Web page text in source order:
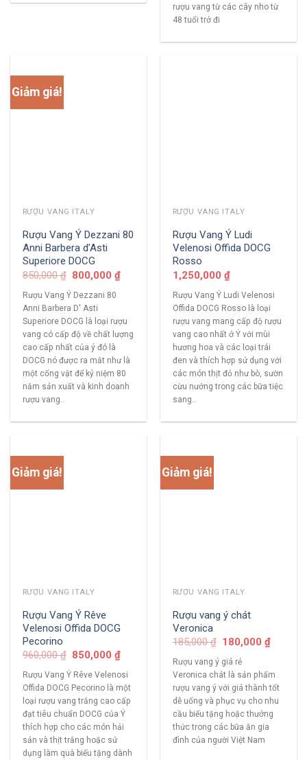
rượu vang từ các cây nho từ
48 tuổi trở đi
Giảm giá!
RƯỢU VANG ITALY
Rượu Vang Ý Dezzani 80
Anni Barbera d’Asti
Superiore DOCG
850,000₫ 800,000₫
Rượu Vang Ý Dezzani 80
Anni Barbera D' Asti
Superiore DOCG là loại rượu
vang có cấp độ về chất lượng
cao cấp nhất của ý đó là
DOCG nó được ra mắt như là
một cống vật để kỷ niệm 80
năm sản xuất và kinh doanh
rượu vang..
RƯỢU VANG ITALY
Rượu Vang Ý Ludi
Velenosi Offida DOCG
Rosso
1,250,000 ₫
Rượu Vang Ý Ludi Velenosi
Offida DOCG Rosso là loại
rượu vang mang cấp độ rượu
vang cao nhất ở Ý với mùi
hương hoa và các loại trái
đen và thích hợp sử dụng với
các món thịt đỏ như bò, sườn
cừu nướng trong các bữa tiệc
sang..
Giảm giá!
RƯỢU VANG ITALY
Rượu Vang Ý Rêve
Velenosi Offida DOCG
Pecorino
960,000₫ 850,000₫
Rượu Vang Ý Rêve Velenosi
Offida DOCG Pecorino là một
loại rượu vang trắng cao cấp
đạt tiêu chuẩn DOCG của Ý
thích hợp cho các món hải
sản và thịt trắng hoặc sử
dụng làm quà biếu tặng dành
Giảm giá!
RƯỢU VANG ITALY
Rượu vang ý chát
Veronica
185,000₫ 180,000₫
Rượu vang ý giá rẻ
Veronica chát là sản phẩm
rượu vang ý với giá thành tốt
dễ uống và phục vụ cho nhu
cầu biếu tặng hoặc thưởng
thức trong các bữa ăn gia
đình của người Việt Nam